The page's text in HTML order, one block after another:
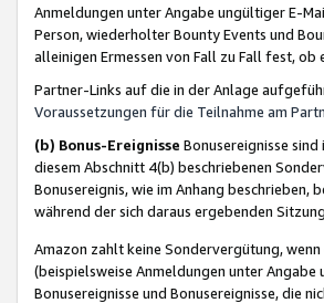
Anmeldungen unter Angabe ungültiger E-
Person, wiederholter Bounty Events und
alleinigen Ermessen von Fall zu Fall fest,
Partner-Links auf die in der Anlage
Voraussetzungen für die Teilnahme am
(b) Bonus-Ereignisse Bonusereignisse
diesem Abschnitt 4(b) beschriebenen
Bonusereignis, wie im Anhang beschrieben,
während der sich daraus ergebenden
Amazon zahlt keine Sondervergütung,
(beispielsweise Anmeldungen unter
Bonusereignisse und Bonusereignisse, die